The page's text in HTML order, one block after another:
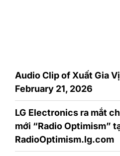
Audio Clip of Xuất Gia
February 21, 2026
LG Electronics ra mắt
mới “Radio Optimism”
RadioOptimism.lg.com